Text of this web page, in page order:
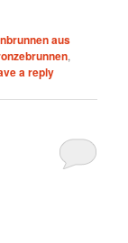
aus
,
a reply